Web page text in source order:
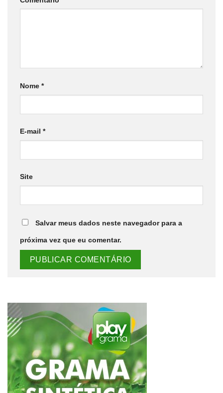
Nome *
E-mail *
Site
Salvar meus dados neste navegador para a
próxima vez que eu comentar.